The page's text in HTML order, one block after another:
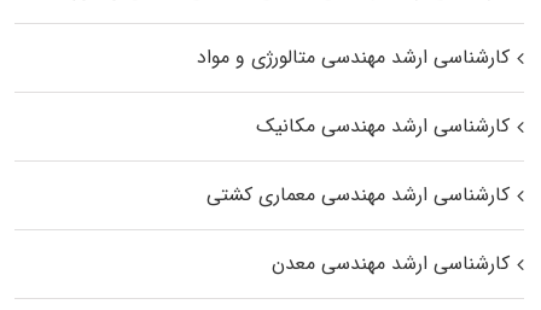
کارشناسی ارشد مهندسی متالورژی و مواد
کارشناسی ارشد مهندسی مکانیک
کارشناسی ارشد مهندسی معماری کشتی
کارشناسی ارشد مهندسی معدن